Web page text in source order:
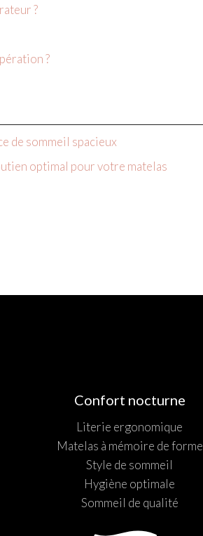
?
?
de sommeil spacieux
optimal pour votre matelas
Confort nocturne
Literie ergonomique
Matelas à mémoire de forme
Style de sommeil
Hygiène optimale
Sommeil de qualité